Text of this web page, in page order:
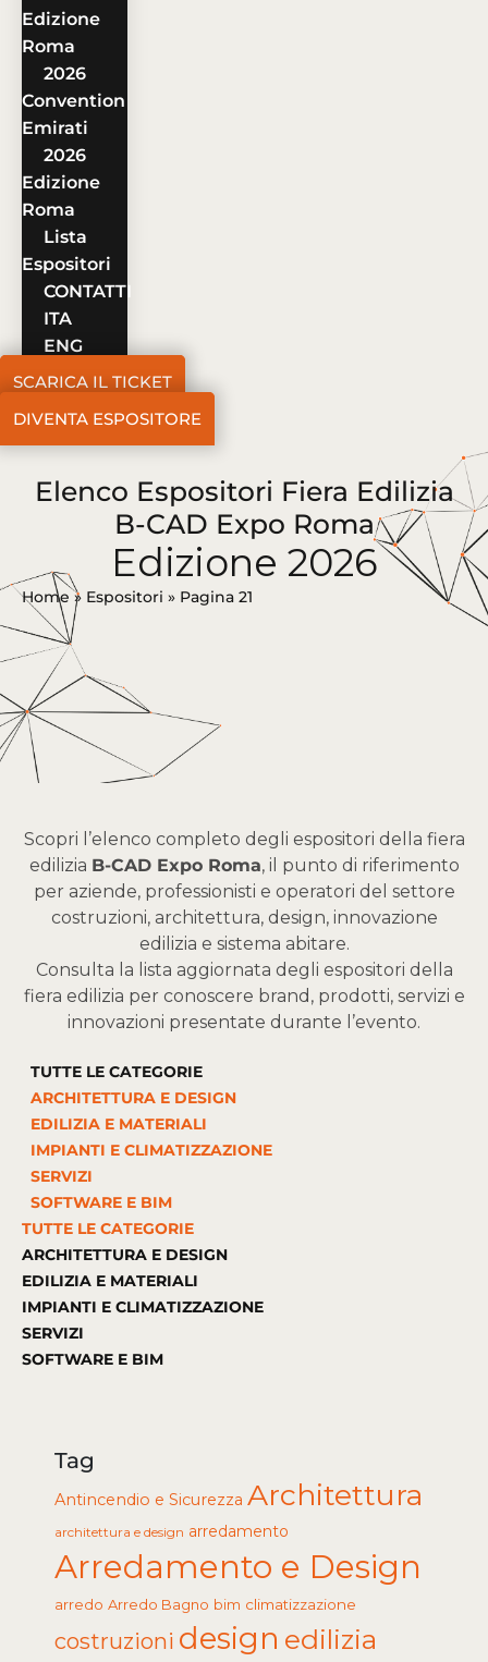
Edizione
Roma
2026
Convention
Emirati
2026
Edizione
Roma
Lista
Espositori
CONTATTI
ITA
ENG
SCARICA IL TICKET
DIVENTA ESPOSITORE
Elenco Espositori Fiera Edilizia
B-CAD Expo Roma
Edizione 2026
Home» Espositori » Pagina 21
Scopri l’elenco completo degli espositori della fiera
edilizia B-CAD Expo Roma, il punto di riferimento
per aziende, professionisti e operatori del settore
costruzioni, architettura, design, innovazione
edilizia e sistema abitare.
Consulta la lista aggiornata degli espositori della
fiera edilizia per conoscere brand, prodotti, servizi e
innovazioni presentate durante l’evento.
TUTTE LE CATEGORIE
ARCHITETTURA E DESIGN
EDILIZIA E MATERIALI
IMPIANTI E CLIMATIZZAZIONE
SERVIZI
SOFTWARE E BIM
TUTTE LE CATEGORIE
ARCHITETTURA E DESIGN
EDILIZIA E MATERIALI
IMPIANTI E CLIMATIZZAZIONE
SERVIZI
SOFTWARE E BIM
Tag
Antincendio e Sicurezza Architettura
architettura e design arredamento
Arredamento e Design
arredo Arredo Bagno bim climatizzazione
costruzioni design edilizia